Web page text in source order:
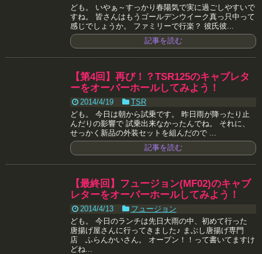
ども。 いやぁ～すっかり春陽気で実に過ごしやすいで
すね。 皆さんはもうゴールデンウイーク真っ只中って
感じでしょうか。 ファミリーで行楽？ 彼氏彼...
記事を読む
【第4回】再び！？TSR125のキャブレタ
ーをオーバーホールしてみよう！
2014/4/19
TSR
ども。 今日は朝から試乗です。 昨日雨が降ったり止
んだりの影響で 試乗出来なかったんでね。 それに、
せっかく新品の外装セットを組んだので ...
記事を読む
【最終回】フュージョン(MF02)のキャブ
レターをオーバーホールしてみよう！
2014/4/13
フュージョン
ども。 今日のランチは先日大雨の中、初めて行った
唐揚げ屋さんに行ってきました♪ まぶし唐揚げ専門
店 ふらんかいさん。 オープン！！って書いてますけ
どね...